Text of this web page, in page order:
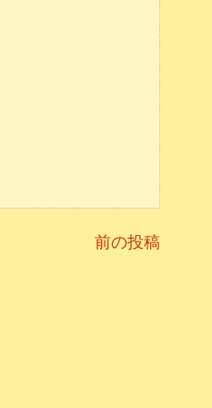
前の投稿